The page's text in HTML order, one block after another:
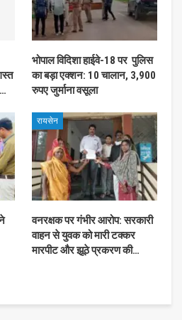
भोपाल विदिशा हाईवे-18 पर पुलिस
का बड़ा एक्शन: 10 चालान, 3,900
रुपए जुर्माना वसूला
रायसेन
वनरक्षक पर गंभीर आरोप: सरकारी
वाहन से युवक को मारी टक्कर
मारपीट और झूठे प्रकरण की…